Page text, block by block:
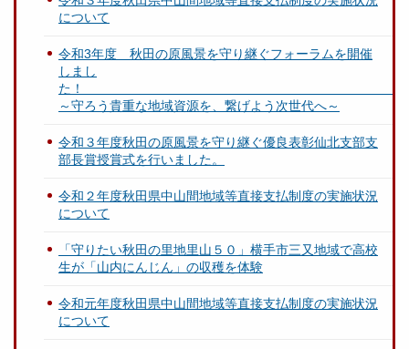
について
令和3年度 秋田の原風景を守り継ぐフォーラムを開催
しまし
～守ろう貴重な地域資源を、繋げよう次世代へ～
令和３年度秋田の原風景を守り継ぐ優良表彰仙北支部支
部長賞授賞式を行いました。
令和２年度秋田県中山間地域等直接支払制度の実施状況
について
「守りたい秋田の里地里山５０」横手市三又地域で高校
生が「山内にんじん」の収穫を体験
令和元年度秋田県中山間地域等直接支払制度の実施状況
について